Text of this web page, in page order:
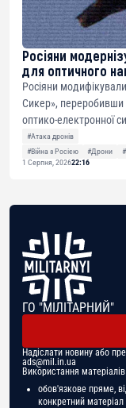
Росіяни
для оптичного
Росіяни
Сикер», переробивши
оптико-електронної
#Атака дронів
#Війна з Росією
#Дрони
1 Серпня, 202622:16
ГО "МІЛІТАРНИЙ"
Надіслати новину або
ads@mil.in.ua
Використання
обов'язкове пряме,
конкретний матеріал